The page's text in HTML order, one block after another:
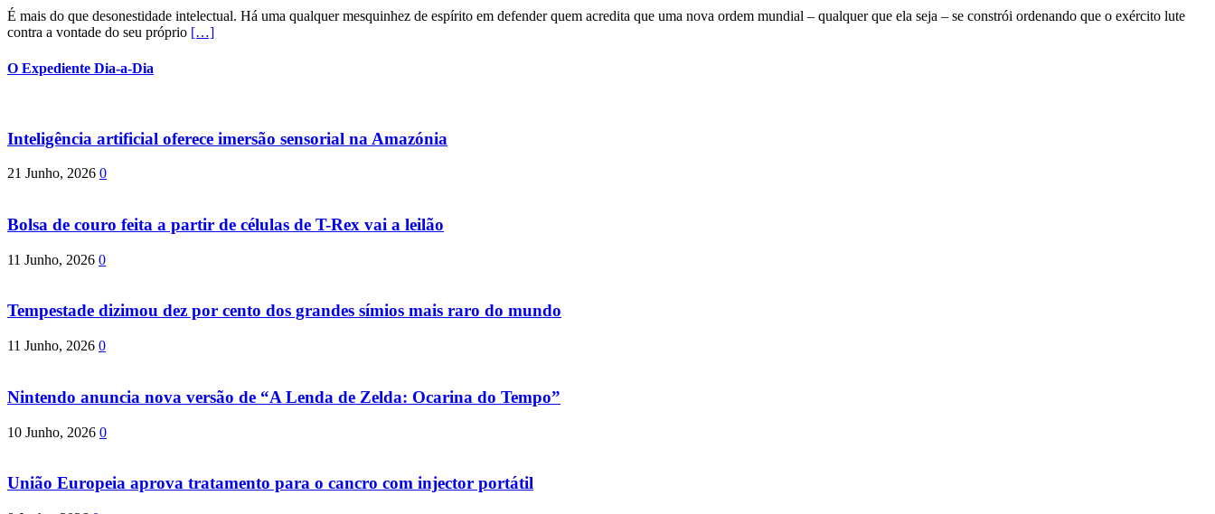
É mais do que desonestidade intelectual. Há uma qualquer mesquinhez de espírito em defender quem acredita que uma nova ordem mundial – qualquer que ela seja – se constrói ordenando que o exército lute
contra a vontade do seu próprio […]
O Expediente Dia-a-Dia
Inteligência artificial oferece imersão sensorial na Amazónia
21 Junho, 2026 0
Bolsa de couro feita a partir de células de T-Rex vai a leilão
11 Junho, 2026 0
Tempestade dizimou dez por cento dos grandes símios mais raro do mundo
11 Junho, 2026 0
Nintendo anuncia nova versão de “A Lenda de Zelda: Ocarina do Tempo”
10 Junho, 2026 0
União Europeia aprova tratamento para o cancro com injector portátil